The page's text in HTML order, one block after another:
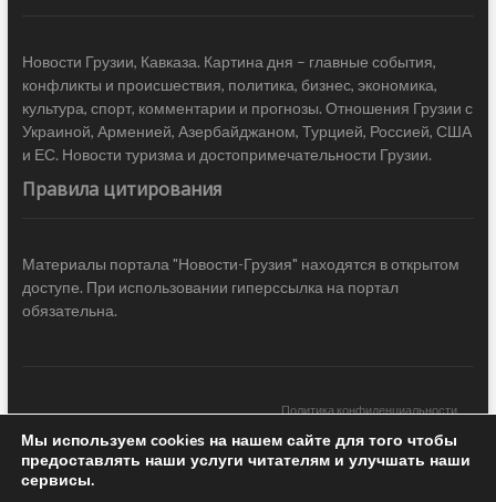
Новости Грузии, Кавказа. Картина дня – главные события,
конфликты и происшествия, политика, бизнес, экономика,
культура, спорт, комментарии и прогнозы. Отношения Грузии с
Украиной, Арменией, Азербайджаном, Турцией, Россией, США
и ЕС. Новости туризма и достопримечательности Грузии.
Правила цитирования
Материалы портала "Новости-Грузия" находятся в открытом
доступе. При использовании гиперссылка на портал
обязательна.
Политика конфиденциальности
Новости Грузии| Black Sea Press LTD © 2020 All Rights Reserved /
Design & development —
Мы используем cookies на нашем сайте для того чтобы
предоставлять наши услуги читателям и улучшать наши
сервисы.